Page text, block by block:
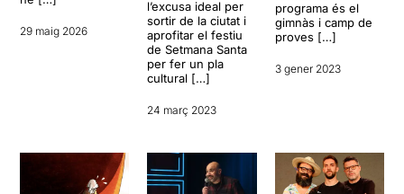
29 maig 2026
l’excusa ideal per
sortir de la ciutat i
aprofitar el festiu
de Setmana Santa
per fer un pla
cultural […]
24 març 2023
programa és el
gimnàs i camp de
proves […]
3 gener 2023